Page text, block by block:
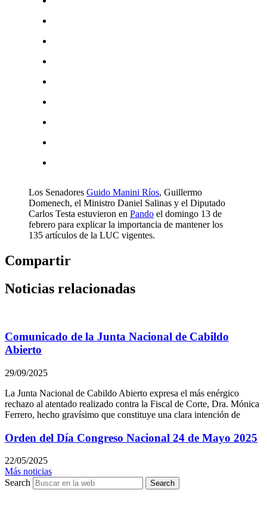
Los Senadores Guido Manini Ríos, Guillermo
Domenech, el Ministro Daniel Salinas y el Diputado
Carlos Testa estuvieron en Pando el domingo 13 de
febrero para explicar la importancia de mantener los
135 artículos de la LUC vigentes.
Compartir
Noticias relacionadas
Comunicado de la Junta Nacional de Cabildo
Abierto
29/09/2025
La Junta Nacional de Cabildo Abierto expresa el más enérgico
rechazo al atentado realizado contra la Fiscal de Corte, Dra. Mónica
Ferrero, hecho gravísimo que constituye una clara intención de
Orden del Día Congreso Nacional 24 de Mayo 2025
22/05/2025
Más noticias
Search
Search